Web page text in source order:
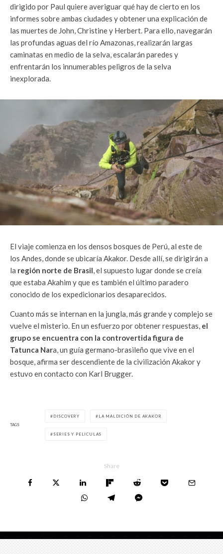
dirigido por Paul quiere averiguar qué hay de cierto en los
informes sobre ambas ciudades y obtener una explicación de
las muertes de John, Christine y Herbert. Para ello, navegarán
las profundas aguas del río Amazonas, realizarán largas
caminatas en medio de la selva, escalarán paredes y
enfrentarán los innumerables peligros de la selva
inexplorada.
El viaje comienza en los densos bosques de Perú, al este de
los Andes, donde se ubicaría Akakor. Desde allí, se dirigirán a
la región norte de Brasil, el supuesto lugar donde se creía
que estaba Akahim y que es también el último paradero
conocido de los expedicionarios desaparecidos.
Cuanto más se internan en la jungla, más grande y complejo se
vuelve el misterio. En un esfuerzo por obtener respuestas, el
grupo se encuentra con la controvertida figura de
Tatunca Nara, un guía germano-brasileño que vive en el
bosque, afirma ser descendiente de la civilización Akakor y
estuvo en contacto con Karl Brugger.
TAGS
DISCOVERY LA MALDICIÓN DE AKAKOR
SERIES Y PELICULAS
Share